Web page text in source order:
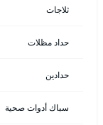
ثلاجات
حداد مظلات
حدادين
سباك أدوات صحية